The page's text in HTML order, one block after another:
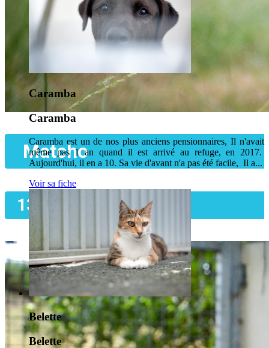
Matcho
13 ans
Caramba
Caramba
Caramba est un de nos plus anciens pensionnaires, Il n'avait
même pas 1 an quand il est arrivé au refuge, en 2017.
Aujourd'hui, il en a 10. Sa vie d'avant n'a pas été facile, Il a...
Voir sa fiche
Belette
Belette